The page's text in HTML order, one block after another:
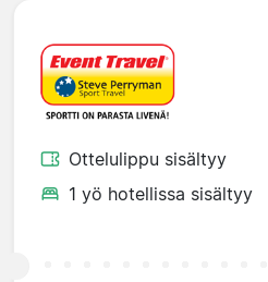
Ottelulippu sisältyy
1 yö hotellissa sisältyy